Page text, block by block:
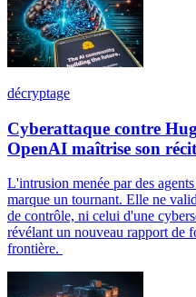
décryptage
Cyberattaque contre
OpenAI maîtrise son récit
L'intrusion menée par des
marque un tournant. Elle ne
de contrôle, ni celui d'une
révélant un nouveau rapport de
frontière.